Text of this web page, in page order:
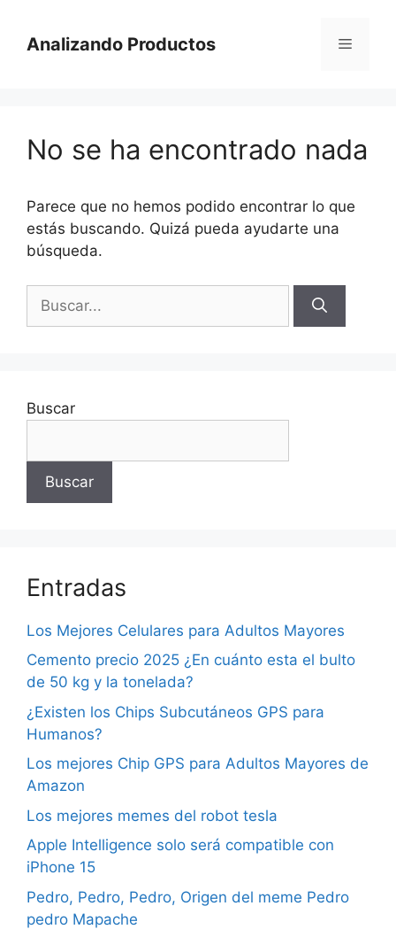
contenido
Analizando Productos Menú
No se ha encontrado nada
Parece que no hemos podido encontrar lo que
estás buscando. Quizá pueda ayudarte una
búsqueda.
Buscar
Buscar
Entradas
Los Mejores Celulares para Adultos Mayores
Cemento precio 2025 ¿En cuánto esta el bulto
de 50 kg y la tonelada?
¿Existen los Chips Subcutáneos GPS para
Humanos?
Los mejores Chip GPS para Adultos Mayores de
Amazon
Los mejores memes del robot tesla
Apple Intelligence solo será compatible con
iPhone 15
Pedro, Pedro, Pedro, Origen del meme Pedro
pedro Mapache